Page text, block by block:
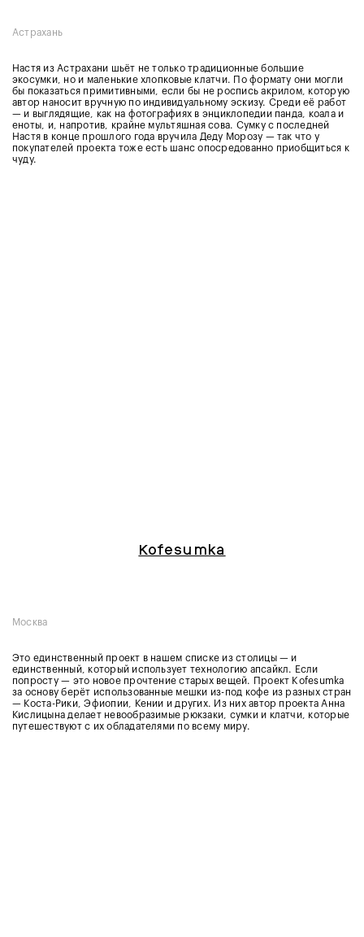
Астрахань
Настя из Астрахани шьёт не только традиционные большие
экосумки, но и маленькие хлопковые клатчи. По формату они могли
бы показаться примитивными, если бы не роспись акрилом, которую
автор наносит вручную по индивидуальному эскизу. Среди её работ
— и выглядящие, как на фотографиях в энциклопедии панда, коала и
еноты, и, напротив, крайне мультяшная сова. Сумку с последней
Настя в конце прошлого года вручила Деду Морозу — так что у
покупателей проекта тоже есть шанс опосредованно приобщиться к
чуду.
Kofesumka
Москва
Это единственный проект в нашем списке из столицы — и
единственный, который использует технологию апсайкл. Если
попросту — это новое прочтение старых вещей. Проект Kofesumka
за основу берёт использованные мешки из-под кофе из разных стран
— Коста-Рики, Эфиопии, Кении и других. Из них автор проекта Анна
Кислицына делает невообразимые рюкзаки, сумки и клатчи, которые
путешествуют с их обладателями по всему миру.